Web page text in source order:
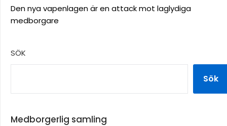
Den nya vapenlagen är en attack mot laglydiga
medborgare
SÖK
Sök
Medborgerlig samling